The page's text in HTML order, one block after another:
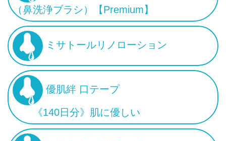
（鼻洗浄ブラシ）【Premium】
ミサトールリノローション
優肌絆 口テープ
《140日分》肌に優しい